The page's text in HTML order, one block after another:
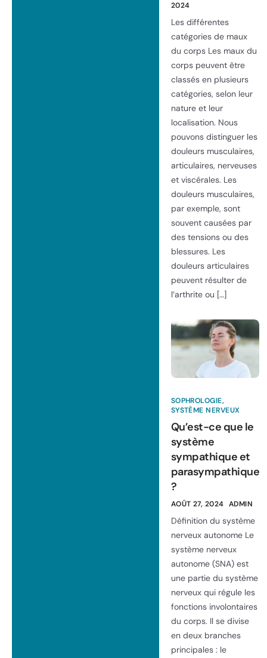
2024
Les différentes
catégories de maux
du corps Les maux du
corps peuvent être
classés en plusieurs
catégories, selon leur
nature et leur
localisation. Nous
pouvons distinguer les
douleurs musculaires,
articulaires, nerveuses
et viscérales. Les
douleurs musculaires,
par exemple, sont
souvent causées par
des tensions ou des
blessures. Les
douleurs articulaires
peuvent résulter de
l’arthrite ou […]
SOPHROLOGIE,
SYSTÈME NERVEUX
Qu’est-ce que le
système
sympathique et
parasympathique
?
AOÛT 27, 2024 ADMIN
Définition du système
nerveux autonome Le
système nerveux
autonome (SNA) est
une partie du système
nerveux qui régule les
fonctions involontaires
du corps. Il se divise
en deux branches
principales : le